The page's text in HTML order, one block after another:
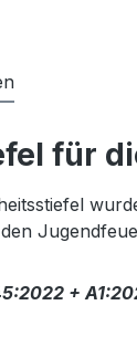
für
+